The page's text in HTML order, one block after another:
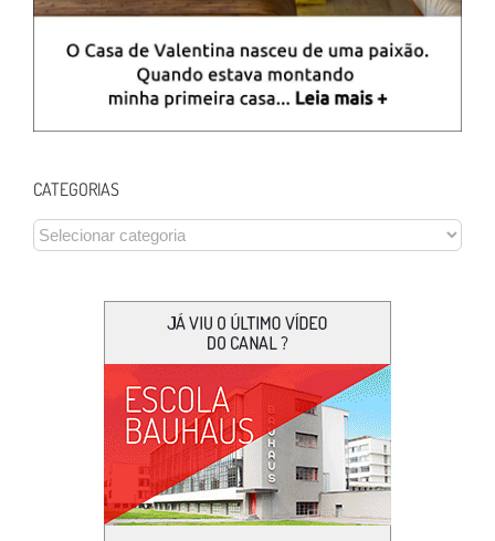
CATEGORIAS
CATEGORIAS